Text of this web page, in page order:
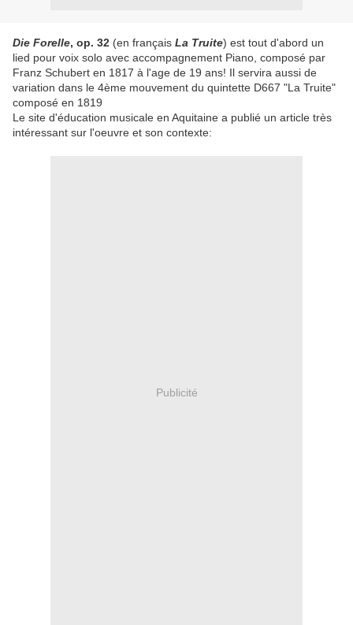
Die Forelle, op. 32 (en français La Truite) est tout d'abord un
lied pour voix solo avec accompagnement Piano, composé par
Franz Schubert en 1817 à l'age de 19 ans! Il servira aussi de
variation dans le 4ème mouvement du quintette D667 "La Truite"
composé en 1819
Le site d'éducation musicale en Aquitaine a publié un article très
intéressant sur l'oeuvre et son contexte:
Publicité